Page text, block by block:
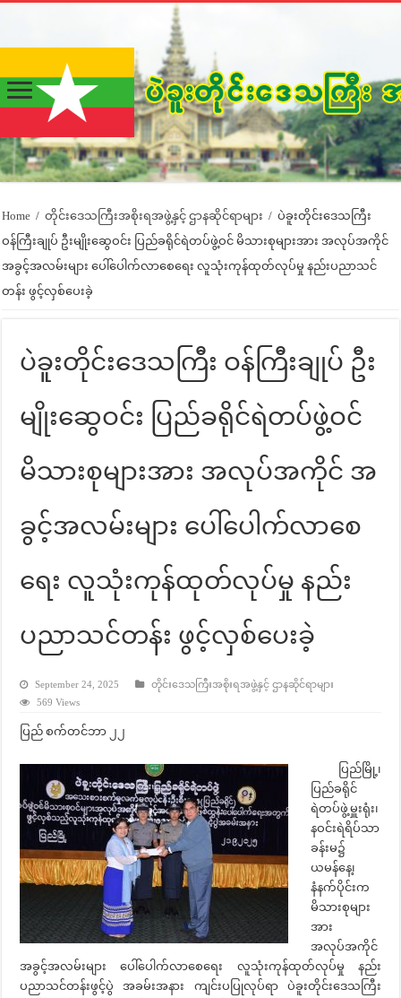
Home / တိုင်းဒေသကြီးအစိုးရအဖွဲ့နှင့် ဌာနဆိုင်ရာများ / ပဲခူးတိုင်းဒေသကြီး
ဝန်ကြီးချုပ် ဦးမျိုးဆွေဝင်း ပြည်ခရိုင်ရဲတပ်ဖွဲ့ဝင် မိသားစုများအား အလုပ်အကိုင်
အခွင့်အလမ်းများ ပေါ်ပေါက်လာစေရေး လူသုံးကုန်ထုတ်လုပ်မှု နည်းပညာသင်
တန်း ဖွင့်လှစ်ပေးခဲ့
ပဲခူးတိုင်းဒေသကြီး ဝန်ကြီးချုပ် ဦး
မျိုးဆွေဝင်း ပြည်ခရိုင်ရဲတပ်ဖွဲ့ဝင်
မိသားစုများအား အလုပ်အကိုင် အ
ခွင့်အလမ်းများ ပေါ်ပေါက်လာစေ
ရေး လူသုံးကုန်ထုတ်လုပ်မှု နည်း
ပညာသင်တန်း ဖွင့်လှစ်ပေးခဲ့
September 24, 2025
တိုင်းဒေသကြီးအစိုးရအဖွဲ့နှင့် ဌာနဆိုင်ရာများ
569 Views
ပြည် စက်တင်ဘာ ၂၂
ပြည်မြို့၊
ပြည်ခရိုင်
ရဲတပ်ဖွဲ့မှူးရုံး၊
နဝင်းရဲရိပ်သာ
ခန်းမ၌
ယမန်နေ့၊
နံနက်ပိုင်းက
မိသားစုများ
အား
အလုပ်အကိုင်
အခွင့်အလမ်းများ ပေါ်ပေါက်လာစေရေး လူသုံးကုန်ထုတ်လုပ်မှု နည်း
ပညာသင်တန်းဖွင့်ပွဲ အခမ်းအနား ကျင်းပပြုလုပ်ရာ ပဲခူးတိုင်းဒေသကြီး